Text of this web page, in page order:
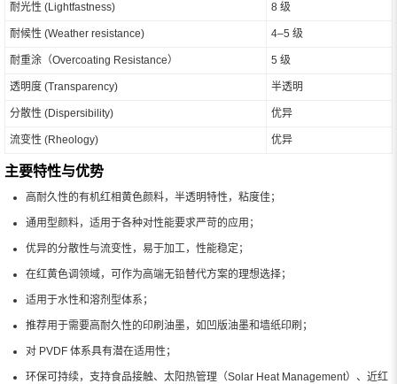
耐光性 (Lightfastness) 8 级
耐候性 (Weather resistance) 4–5 级
耐重涂（Overcoating Resistance） 5 级
透明度 (Transparency) 半透明
分散性 (Dispersibility) 优异
流变性 (Rheology) 优异
主要特性与优势
高耐久性的有机红相黄色颜料，半透明特性，粘度佳；
通用型颜料，适用于各种对性能要求严苛的应用；
优异的分散性与流变性，易于加工，性能稳定；
在红黄色调领域，可作为高端无铅替代方案的理想选择；
适用于水性和溶剂型体系；
推荐用于需要高耐久性的印刷油墨，如凹版油墨和墙纸印刷；
对 PVDF 体系具有潜在适用性；
环保可持续，支持食品接触、太阳热管理（Solar Heat Management）、近红